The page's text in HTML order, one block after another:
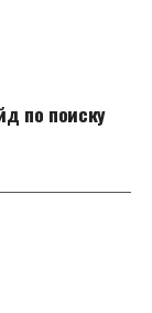
по поиску